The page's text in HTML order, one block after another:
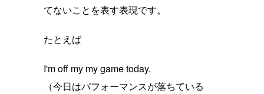
てないことを表す表現です。
たとえば
I'm off my my game today.
（今日はパフォーマンスが落ちている